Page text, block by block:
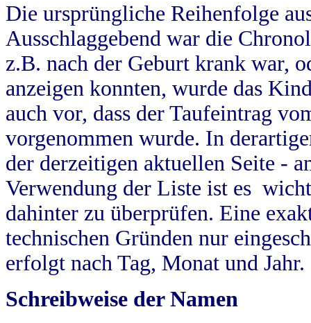
Die ursprüngliche Reihenfolge
Ausschlaggebend war die
z.B. nach der Geburt krank war,
anzeigen konnten, wurde das
auch vor, dass der Taufeintrag
vorgenommen wurde. In
der derzeitigen aktuellen Seite -
Verwendung der Liste ist es
dahinter zu überprüfen. Eine
technischen Gründen nur
erfolgt nach Tag, Monat und Jahr.
Schreibweise der Namen